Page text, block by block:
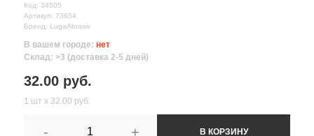
Код: 34505
Артикул: 73654
Бренд: LugaAbrasiv
В вашем городе: нет
Склад: >3 (доставка 2-5 дней)
32.00 руб.
1 шт х 32.00 руб.
- + В КОРЗИНУ